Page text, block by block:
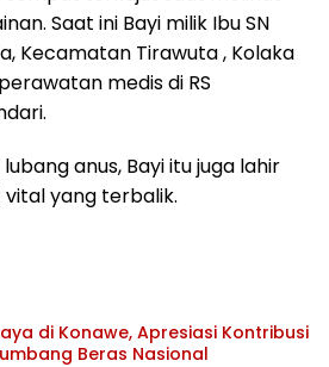
Saat ini Bayi milik Ibu SN
Kecamatan Tirawuta , Kolaka
medis di RS
anus, Bayi itu juga lahir
yang terbalik.
di Konawe, Apresiasi Kontribusi
Beras Nasional